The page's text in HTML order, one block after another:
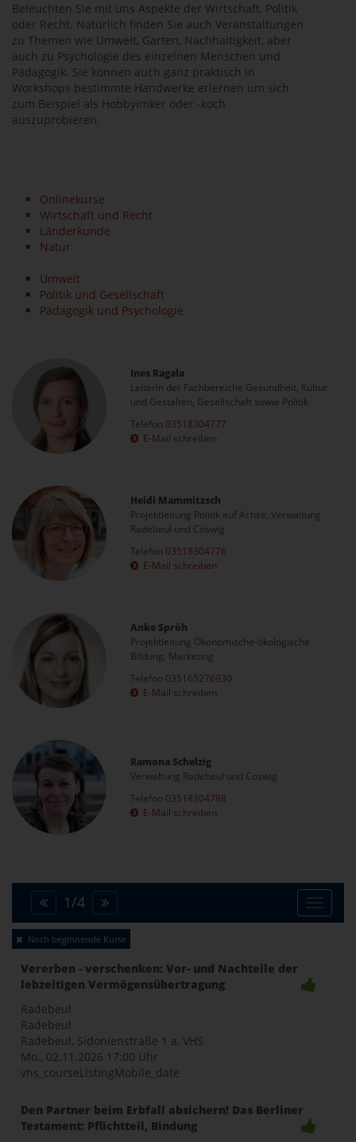
Beleuchten Sie mit uns Aspekte der Wirtschaft, Politik
oder Recht. Natürlich finden Sie auch Veranstaltungen
zu Themen wie Umwelt, Garten, Nachhaltigkeit, aber
auch zu Psychologie des einzelnen Menschen und
Pädagogik. Sie können auch ganz praktisch in
Workshops bestimmte Handwerke erlernen um sich
zum Beispiel als Hobbyimker oder -koch
auszuprobieren.
Onlinekurse
Wirtschaft und Recht
Länderkunde
Natur
Umwelt
Politik und Gesellschaft
Pädagogik und Psychologie
Ines Ragala
Leiterin der Fachbereiche Gesundheit, Kultur
und Gestalten, Gesellschaft sowie Politik
Telefon 03518304777
E-Mail schreiben
Heidi Mammitzsch
Projektleitung Politik auf Achse, Verwaltung
Radebeul und Coswig
Telefon 03518304776
E-Mail schreiben
Anke Spröh
Projektleitung Ökonomische-ökologische
Bildung, Marketing
Telefon 035165276930
E-Mail schreiben
Ramona Schelzig
Verwaltung Radebeul und Coswig
Telefon 03518304788
E-Mail schreiben
Toggle
1/4
Noch beginnende Kurse
Vererben - verschenken: Vor- und Nachteile der
lebzeitigen Vermögensübertragung
Radebeul
Radebeul
Radebeul, Sidonienstraße 1 a, VHS
Mo., 02.11.2026 17:00 Uhr
vhs_courseListingMobile_date
Den Partner beim Erbfall absichern! Das Berliner
Testament: Pflichtteil, Bindung